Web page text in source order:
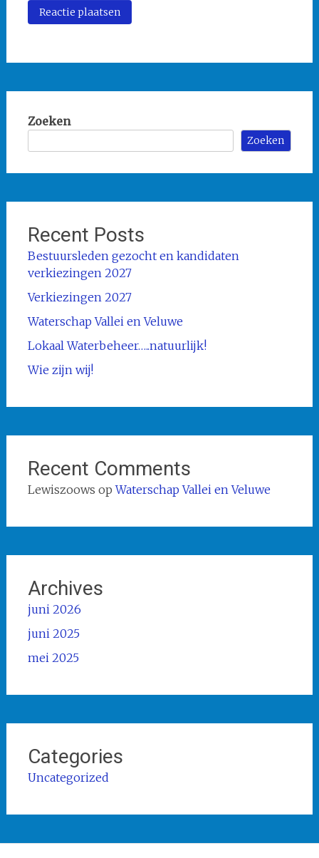
Zoeken
Zoeken
Recent Posts
Bestuursleden gezocht en kandidaten
verkiezingen 2027
Verkiezingen 2027
Waterschap Vallei en Veluwe
Lokaal Waterbeheer…..natuurlijk!
Wie zijn wij!
Recent Comments
Lewiszoows opWaterschap Vallei en Veluwe
Archives
juni 2026
juni 2025
mei 2025
Categories
Uncategorized